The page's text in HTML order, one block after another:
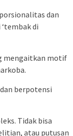
dan
di
mengaitkan motif
berpotensi
Tidak bisa
atau putusan